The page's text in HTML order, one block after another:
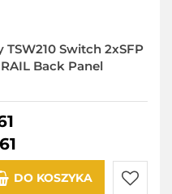
TSW210 Switch 2xSFP
Back Panel
DO KOSZYKA